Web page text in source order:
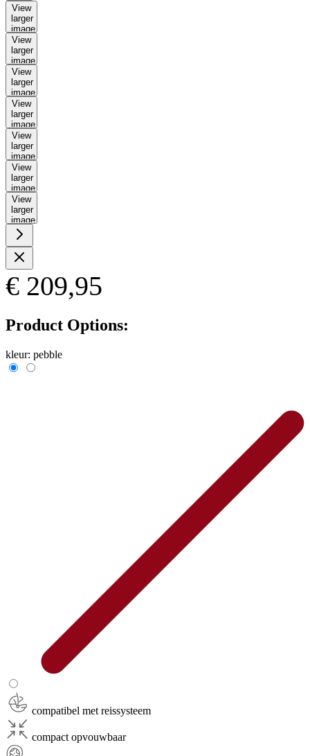
View
larger
image
View
larger
image
View
larger
image
View
larger
image
View
larger
image
View
larger
image
View
larger
image
€ 209,95
Product Options:
kleur: pebble
compatibel met reissysteem
compact opvouwbaar